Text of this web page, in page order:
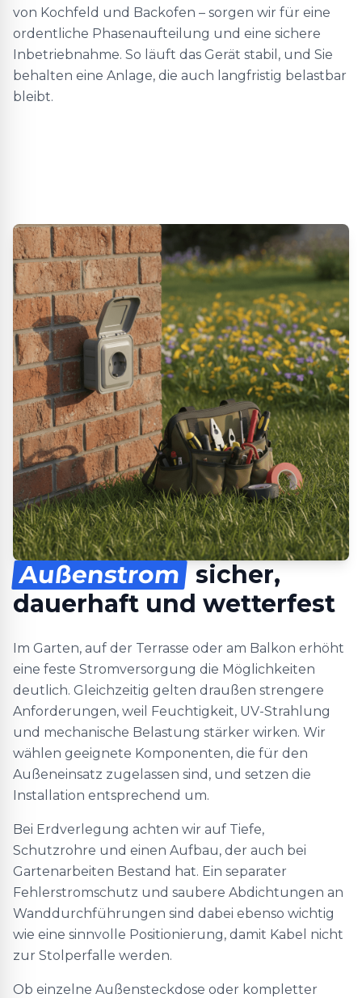
von Kochfeld und Backofen – sorgen wir für eine
ordentliche Phasenaufteilung und eine sichere
Inbetriebnahme. So läuft das Gerät stabil, und Sie
behalten eine Anlage, die auch langfristig belastbar
bleibt.
Außenstrom sicher,
dauerhaft und wetterfest
Im Garten, auf der Terrasse oder am Balkon erhöht
eine feste Stromversorgung die Möglichkeiten
deutlich. Gleichzeitig gelten draußen strengere
Anforderungen, weil Feuchtigkeit, UV-Strahlung
und mechanische Belastung stärker wirken. Wir
wählen geeignete Komponenten, die für den
Außeneinsatz zugelassen sind, und setzen die
Installation entsprechend um.
Bei Erdverlegung achten wir auf Tiefe,
Schutzrohre und einen Aufbau, der auch bei
Gartenarbeiten Bestand hat. Ein separater
Fehlerstromschutz und saubere Abdichtungen an
Wanddurchführungen sind dabei ebenso wichtig
wie eine sinnvolle Positionierung, damit Kabel nicht
zur Stolperfalle werden.
Ob einzelne Außensteckdose oder kompletter